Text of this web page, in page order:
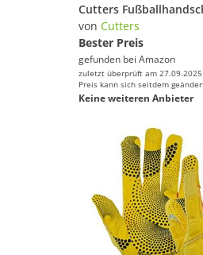
von Cutters
Bester Preis
gefunden bei Amazon
zuletzt überprüft am
Preis kann sich seitdem
Keine weiteren Anbieter